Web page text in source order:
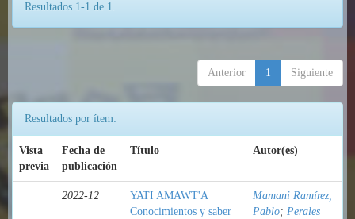
Resultados 1-1 de 1.
Anterior 1 Siguiente
Resultados por ítem:
Vista
previa
Fecha de
publicación
Título Autor(es)
2022-12
YATI AMAWT'A
Conocimientos y saber
Mamani Ramírez,
Pablo; Perales